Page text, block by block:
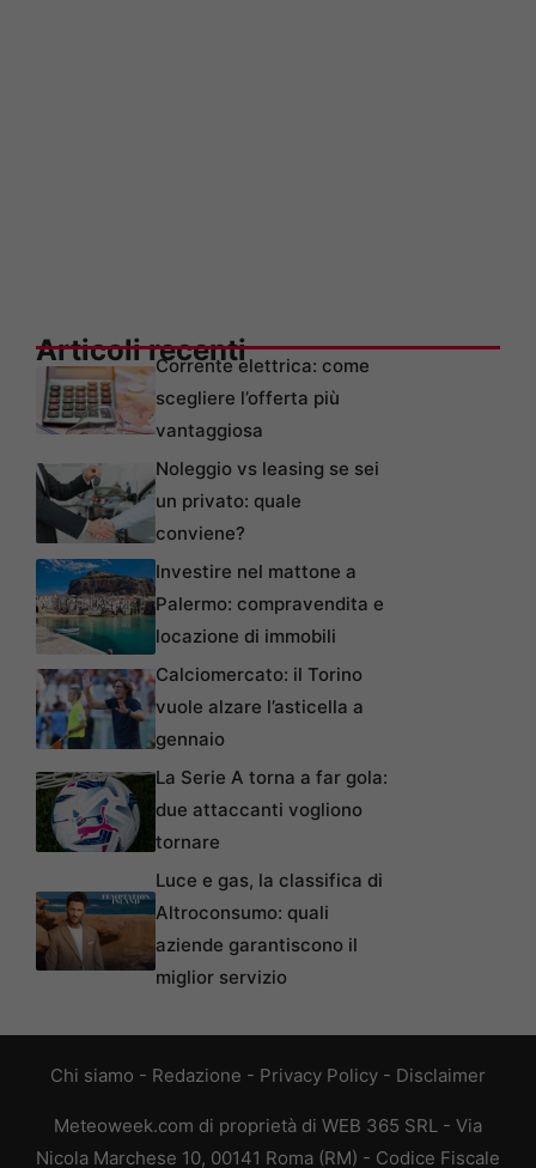
Articoli recentiCorrente elettrica: come
scegliere l’offerta più
vantaggiosa
Noleggio vs leasing se sei
un privato: quale
conviene?
Investire nel mattone a
Palermo: compravendita e
locazione di immobili
Calciomercato: il Torino
vuole alzare l’asticella a
gennaio
La Serie A torna a far gola:
due attaccanti vogliono
tornare
Luce e gas, la classifica di
Altroconsumo: quali
aziende garantiscono il
miglior servizio
Chi siamo - Redazione - Privacy Policy - Disclaimer
Meteoweek.com di proprietà di WEB 365 SRL - Via
Nicola Marchese 10, 00141 Roma (RM) - Codice Fiscale